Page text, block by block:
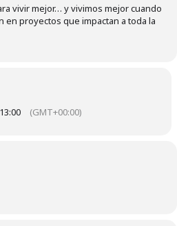
vivir mejor… y vivimos mejor cuando
proyectos que impactan a toda la
(GMT+00:00)